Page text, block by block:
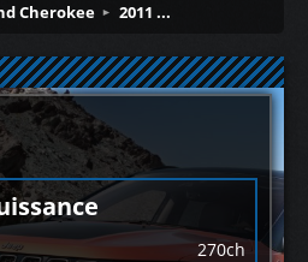
Cherokee 2011 ...
270ch